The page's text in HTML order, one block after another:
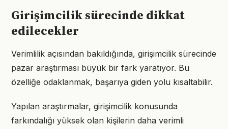
Girişimcilik sürecinde dikkat
edilecekler
Verimlilik açısından bakıldığında, girişimcilik sürecinde
pazar araştırması büyük bir fark yaratıyor. Bu
özelliğe odaklanmak, başarıya giden yolu kısaltabilir.
Yapılan araştırmalar, girişimcilik konusunda
farkındalığı yüksek olan kişilerin daha verimli